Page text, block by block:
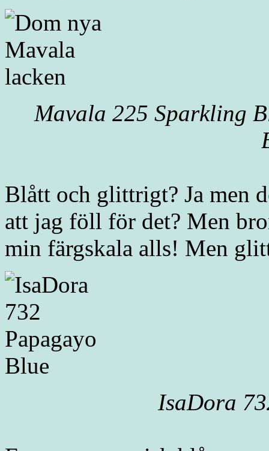
Mavala 225 Sparkling
Blått och glittrigt? Ja men
att jag föll för det? Men
min färgskala alls! Men
IsaDora